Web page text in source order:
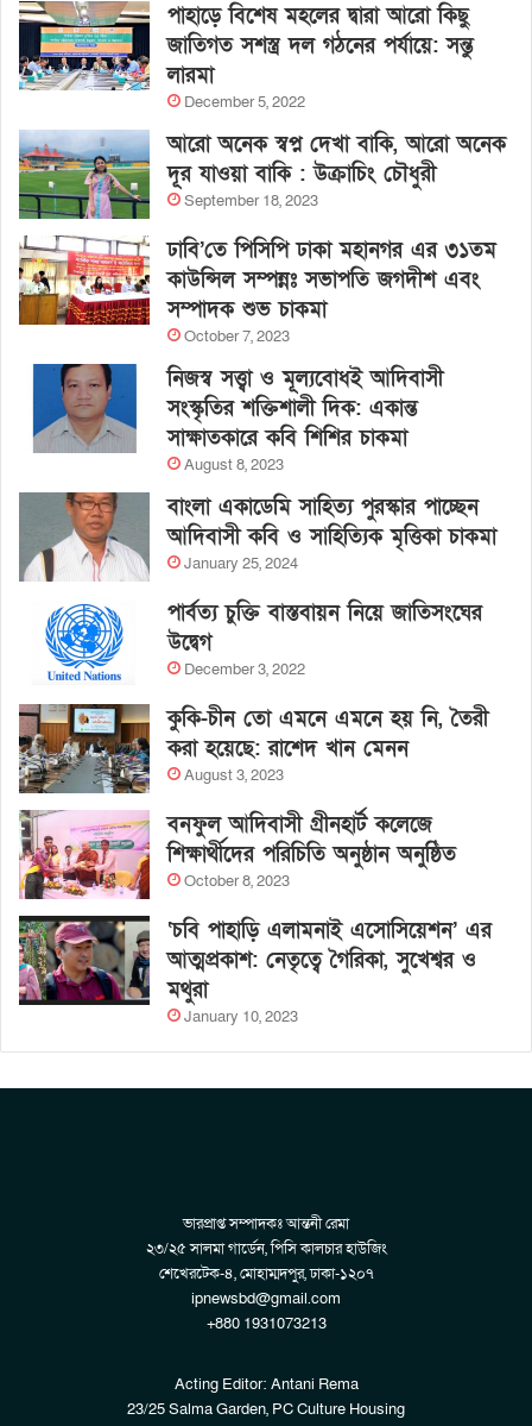
পাহাড়ে বিশেষ মহলের দ্বারা আরো কিছু
জাতিগত সশস্ত্র দল গঠনের পর্যায়ে: সন্তু
লারমা
December 5, 2022
আরো অনেক স্বপ্ন দেখা বাকি, আরো অনেক
দূর যাওয়া বাকি : উক্রাচিং চৌধুরী
September 18, 2023
ঢাবি’তে পিসিপি ঢাকা মহানগর এর ৩১তম
কাউন্সিল সম্পন্নঃ সভাপতি জগদীশ এবং
সম্পাদক শুভ চাকমা
October 7, 2023
নিজস্ব সত্ত্বা ও মূল্যবোধই আদিবাসী
সংস্কৃতির শক্তিশালী দিক: একান্ত
সাক্ষাতকারে কবি শিশির চাকমা
August 8, 2023
বাংলা একাডেমি সাহিত্য পুরস্কার পাচ্ছেন
আদিবাসী কবি ও সাহিত্যিক মৃত্তিকা চাকমা
January 25, 2024
পার্বত্য চুক্তি বাস্তবায়ন নিয়ে জাতিসংঘের
উদ্বেগ
December 3, 2022
কুকি-চীন তো এমনে এমনে হয় নি, তৈরী
করা হয়েছে: রাশেদ খান মেনন
August 3, 2023
বনফুল আদিবাসী গ্রীনহার্ট কলেজে
শিক্ষার্থীদের পরিচিতি অনুষ্ঠান অনুষ্ঠিত
October 8, 2023
‘চবি পাহাড়ি এলামনাই এসোসিয়েশন’ এর
আত্মপ্রকাশ: নেতৃত্বে গৈরিকা, সুখেশ্বর ও
মথুরা
January 10, 2023
ভারপ্রাপ্ত সম্পাদকঃ আন্তনী রেমা
২৩/২৫ সালমা গার্ডেন, পিসি কালচার হাউজিং
শেখেরটেক-৪, মোহাম্মদপুর, ঢাকা-১২০৭
ipnewsbd@gmail.com
+880 1931073213
Acting Editor: Antani Rema
23/25 Salma Garden, PC Culture Housing